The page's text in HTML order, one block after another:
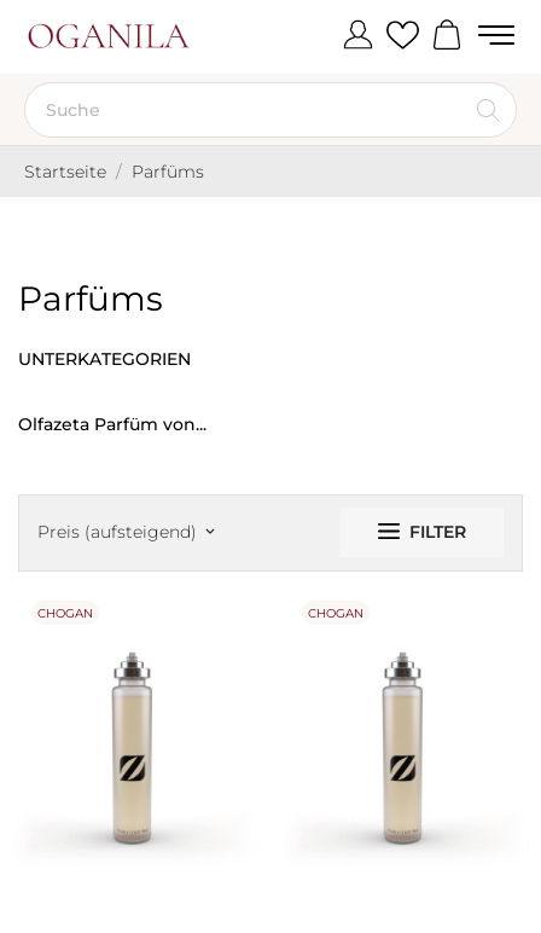
Startseite Parfüms
Parfüms
UNTERKATEGORIEN
Olfazeta Parfüm von...
Preis (aufsteigend) keyboard_arrow_down FILTER
CHOGAN CHOGAN